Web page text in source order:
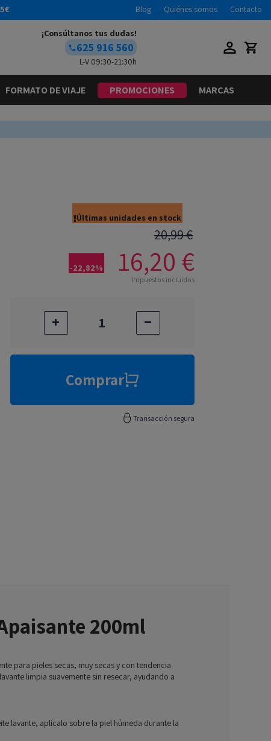
Blog Quiénes somos Contacto
¡Consúltanos tus dudas!
625 916 560
L-V 09:30-21:30h
FORMATO DE VIAJE PROMOCIONES MARCAS
Últimas unidades en stock
20,99 €
-22,82% 16,20 €
Impuestos incluidos
Comprar
Transacción segura
200ml
para pieles secas, muy secas y con tendencia
limpia suavemente sin resecar, ayudando a
lavante, aplícalo sobre la piel húmeda durante la